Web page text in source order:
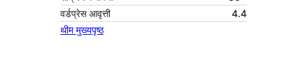
वर्डप्रेस आवृत्ती
4.4
थीम मुख्यपृष्ठ